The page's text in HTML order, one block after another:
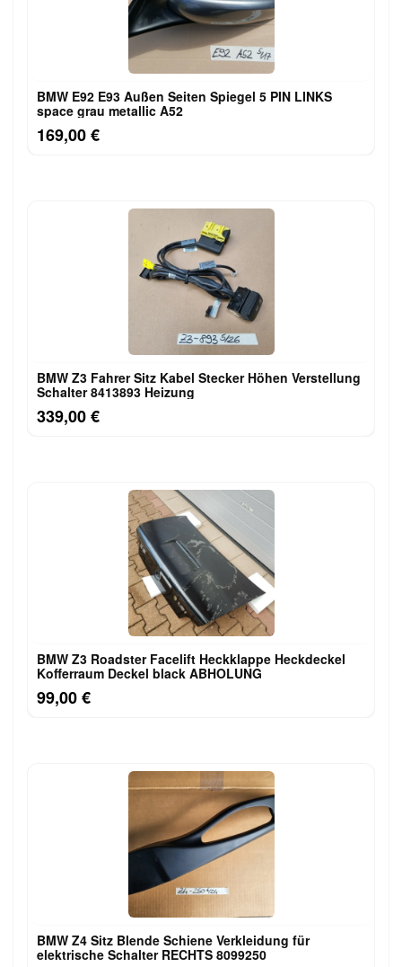
BMW E92 E93 Außen Seiten Spiegel 5 PIN LINKS
space grau metallic A52
169,00 €
BMW Z3 Fahrer Sitz Kabel Stecker Höhen Verstellung
Schalter 8413893 Heizung
339,00 €
BMW Z3 Roadster Facelift Heckklappe Heckdeckel
Kofferraum Deckel black ABHOLUNG
99,00 €
BMW Z4 Sitz Blende Schiene Verkleidung für
elektrische Schalter RECHTS 8099250